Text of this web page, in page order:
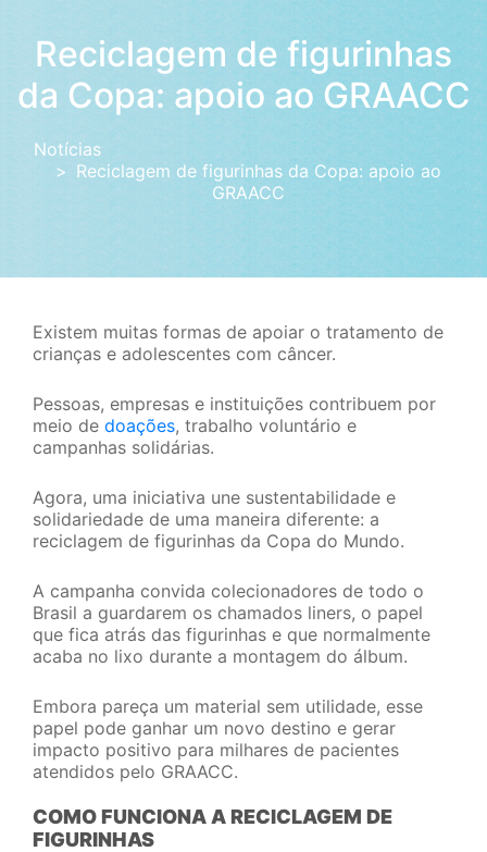
Reciclagem de figurinhas
da Copa: apoio ao GRAACC
Notícias
Reciclagem de figurinhas da Copa: apoio ao
GRAACC
Existem muitas formas de apoiar o tratamento de
crianças e adolescentes com câncer.
Pessoas, empresas e instituições contribuem por
meio de doações, trabalho voluntário e
campanhas solidárias.
Agora, uma iniciativa une sustentabilidade e
solidariedade de uma maneira diferente: a
reciclagem de figurinhas da Copa do Mundo.
A campanha convida colecionadores de todo o
Brasil a guardarem os chamados liners, o papel
que fica atrás das figurinhas e que normalmente
acaba no lixo durante a montagem do álbum.
Embora pareça um material sem utilidade, esse
papel pode ganhar um novo destino e gerar
impacto positivo para milhares de pacientes
atendidos pelo GRAACC.
COMO FUNCIONA A RECICLAGEM DE
FIGURINHAS